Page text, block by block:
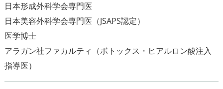
日本形成外科学会専門医
日本美容外科学会専門医（JSAPS認定）
医学博士
アラガン社ファカルティ（ボトックス・ヒアルロン酸注入
指導医）